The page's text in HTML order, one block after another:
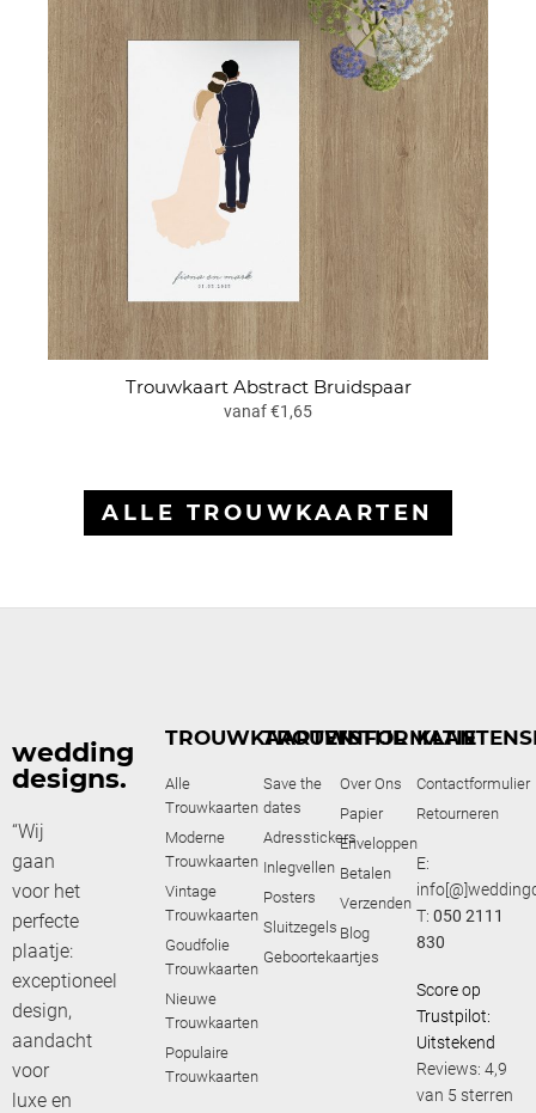
Trouwkaart Abstract Bruidspaar
vanaf €1,65
ALLE TROUWKAARTEN
wedding
designs.
“Wij
gaan
voor het
perfecte
plaatje:
exceptioneel
design,
aandacht
voor
luxe en
TROUWKAARTEN
Alle
Trouwkaarten
Moderne
Trouwkaarten
Vintage
Trouwkaarten
Goudfolie
Trouwkaarten
Nieuwe
Trouwkaarten
Populaire
Trouwkaarten
TROUWSTIJL
Save the
dates
Adresstickers
Inlegvellen
Posters
Sluitzegels
Geboortekaartjes
INFORMATIE
Over Ons
Papier
Enveloppen
Betalen
Verzenden
Blog
Contactformulier
Retourneren
E:
T:050 2111
830
Score op
Trustpilot:
Uitstekend
Reviews: 4,9
van 5 sterren